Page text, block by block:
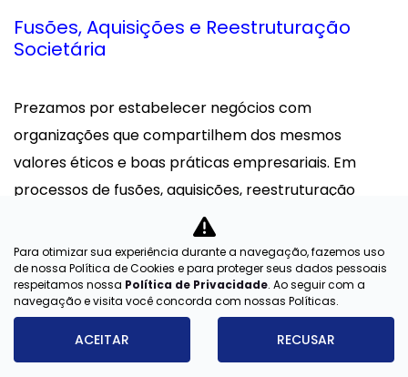
Fusões, Aquisições e Reestruturação
Societária
Prezamos por estabelecer negócios com
organizações que compartilhem dos mesmos
valores éticos e boas práticas empresariais. Em
processos de fusões, aquisições, reestruturação
societária, reservamo-nos no direito de avaliar se
tais organizações atendem critérios legais, fiscais e
ambientais antes da concretização de qualquer
negócio.
Para otimizar sua experiência durante a navegação, fazemos uso
de nossa Política de Cookies e para proteger seus dados pessoais
respeitamos nossa Política de Privacidade. Ao seguir com a
navegação e visita você concorda com nossas Políticas.
ACEITAR RECUSAR